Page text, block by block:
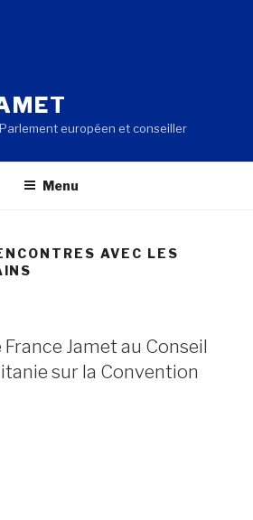
européen et conseiller
Menu
AVEC LES
Jamet au Conseil
sur la Convention